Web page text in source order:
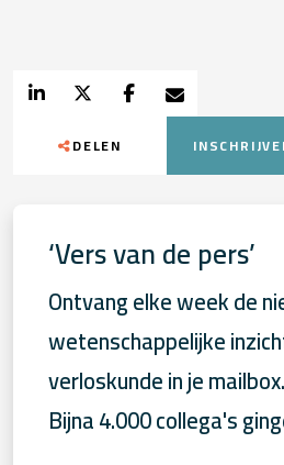
DELEN
‘Vers van de pers’
Ontvang elke week de
wetenschappelijke
verloskunde in je mailbox.
Bijna 4.000 collega's